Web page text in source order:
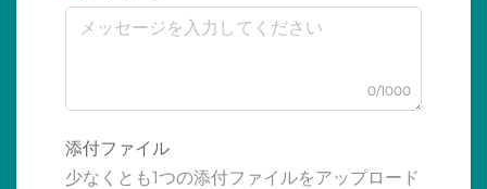
0/1000
添付ファイル
少なくとも1つの添付ファイルをアップロード